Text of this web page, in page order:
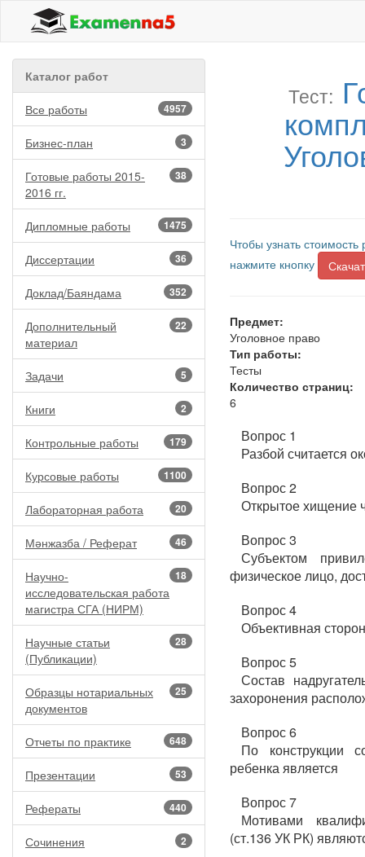
Каталог работ
4957
Все работы
3
Бизнес-план
38
Готовые работы 2015-
2016 гг.
1475
Дипломные работы
36
Диссертации
352
Доклад/Баяндама
22
Дополнительный
материал
5
Задачи
2
Книги
179
Контрольные работы
1100
Курсовые работы
20
Лабораторная работа
46
Мәнжазба / Реферат
18
Научно-
исследовательская работа
магистра СГА (НИРМ)
28
Научные статьи
(Публикации)
25
Образцы нотариальных
документов
648
Отчеты по практике
53
Презентации
440
Рефераты
2
Сочинения
Тест:
Чтобы узнать
нажмите кнопку
Предмет:
Уголовное право
Тип работы:
Тесты
Количество страниц:
6
Вопрос 1
Разбой считается
Вопрос 2
Открытое хищение
Вопрос 3
Субъектом
физическое лицо,
Вопрос 4
Объективная
Вопрос 5
Состав
захоронения
Вопрос 6
По конструкции
ребенка является
Вопрос 7
Мотивами
(ст.136 УК РК)